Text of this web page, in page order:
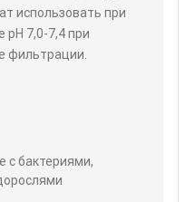
использовать при
pH 7,0-7,4 при
фильтрации.
с бактериями,